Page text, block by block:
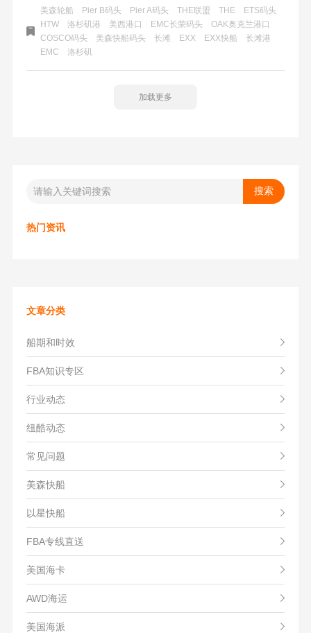
港口，还有圣佛朗西斯科、塔克玛。其中洛杉矶是美西电商
产品进口量最大港口，长滩第二，奥克兰相对少一些。每年
超过一般的电商产品从美西海岸进入到美国市场，其中大部
分在洛杉矶和长滩港。
美森轮船 Pier B码头 Pier A码头 THE联盟 THE
ETS码头
HTW
洛杉矶港 美西港口 EMC长荣码头
OAK奥克兰港口
COSCO码头
美森快船码头 长滩 EXX EXX快船
长滩港
EMC
洛杉矶
加载更多
热门资讯
文章分类
船期和时效
FBA知识专区
行业动态
纽酷动态
常见问题
美森快船
以星快船
FBA专线直送
美国海卡
AWD海运
美国海派